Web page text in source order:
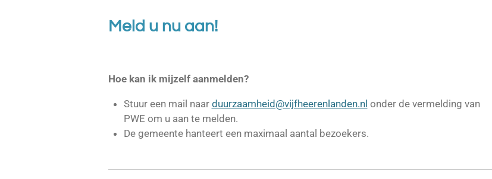
Meld u nu aan!
Hoe kan ik mijzelf aanmelden?
Stuur een mail naar duurzaamheid@vijfheerenlanden.nl onder de vermelding van
PWE om u aan te melden.
De gemeente hanteert een maximaal aantal bezoekers.